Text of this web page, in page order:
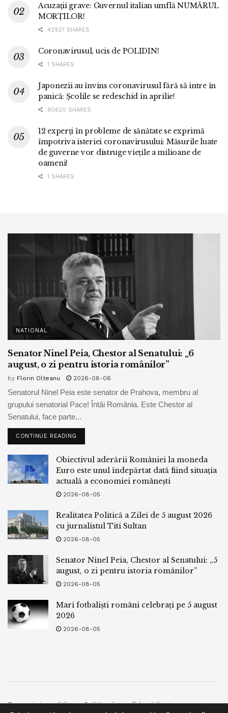
Acuzații grave: Guvernul italian umflă NUMĂRUL
MORȚILOR!
42937 SHARES
Coronavirusul, ucis de POLIDIN!
1 SHARES
Japonezii au învins coronavirusul fără să intre în
panică: Școlile se redeschid în aprilie!
80620 SHARES
12 experți în probleme de sănătate se exprimă
împotriva isteriei coronavirusului: Măsurile luate
de guverne vor distruge viețile a milioane de
oameni!
1 SHARES
NATIONAL
Senator Ninel Peia, Chestor al Senatului: „6
august, o zi pentru istoria românilor”
by Florin Olteanu 2026-08-06
Senatorul Ninel Peia este senator de Prahova, membru al
grupului senatorial Pace! Întâi România. Este Chestor al
Senatului, face parte...
CONTINUE READING
Obiectivul aderării României la moneda
Euro este unul îndepărtat dată fiind situația
actuală a economiei românești
2026-08-05
Realitatea Politică a Zilei de 5 august 2026
cu jurnalistul Titi Sultan
2026-08-05
Senator Ninel Peia, Chestor al Senatului: „5
august, o zi pentru istoria românilor”
2026-08-05
Mari fotbaliști români celebrați pe 5 august
2026
2026-08-05
Termeni si conditii
Politica de confidentialitate